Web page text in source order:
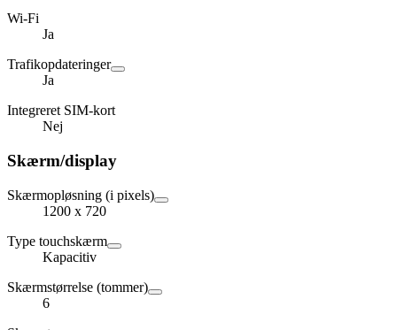
Wi-Fi
Ja
Trafikopdateringer
Ja
Integreret SIM-kort
Nej
Skærm/display
Skærmopløsning (i pixels)
1200 x 720
Type touchskærm
Kapacitiv
Skærmstørrelse (tommer)
6